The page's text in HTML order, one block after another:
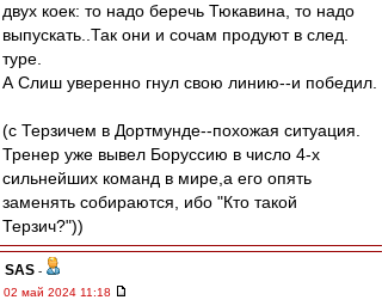
двух коек: то надо беречь Тюкавина, то надо
выпускать..Так они и сочам продуют в след.
туре.
А Слиш уверенно гнул свою линию--и победил.
(с Терзичем в Дортмунде--похожая ситуация.
Тренер уже вывел Боруссию в число 4-х
сильнейших команд в мире,а его опять
заменять собираются, ибо "Кто такой
Терзич?"))
SAS -
02 май 2024 11:18